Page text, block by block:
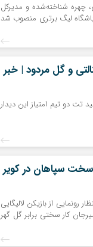
چهره شناخته‌شده و مدیرکل
لیگ برتری منصوب شد
و گل مردود | خبر
تت دو تیم امتیاز این دیدار
سخت سپاهان در کویر
رونمایی از بازیکن لالیگایی
کار سختی برابر گل گهر